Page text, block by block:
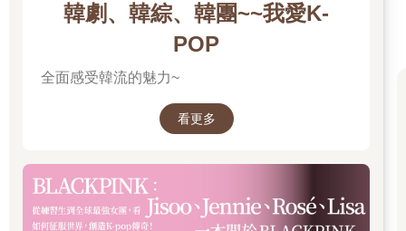
韓劇、韓綜、韓團~~我愛K-
POP
全面感受韓流的魅力~
看更多